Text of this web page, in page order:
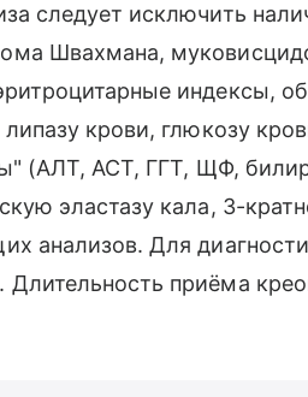
следует исключить
Швахмана,
индексы,
крови, глюкозу
(АЛТ, АСТ, ГГТ, ЩФ,
эластазу кала, 3-
анализов. Для
приёма